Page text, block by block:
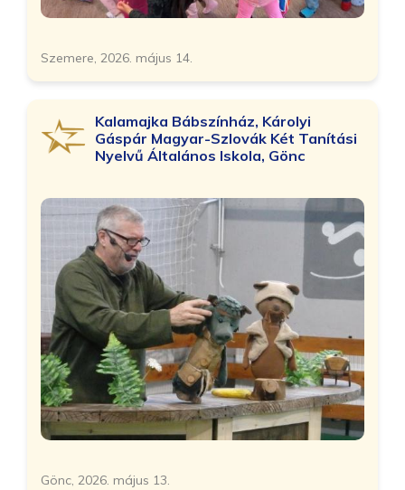
Szemere, 2026. május 14.
Kalamajka Bábszínház, Károlyi
Gáspár Magyar-Szlovák Két Tanítási
Nyelvű Általános Iskola, Gönc
Gönc, 2026. május 13.